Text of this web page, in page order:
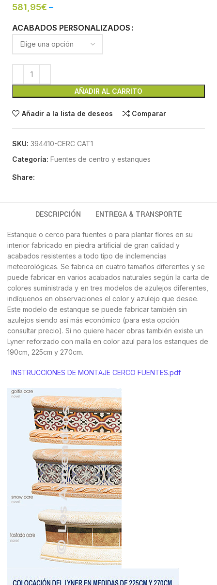
581,95€ –
ACABADOS PERSONALIZADOS
AÑADIR AL CARRITO
Añadir a la lista de deseos Comparar
SKU: 394410-CERC CAT1
Categoría: Fuentes de centro y estanques
Share:
DESCRIPCIÓN ENTREGA & TRANSPORTE
Estanque o cerco para fuentes o para plantar flores en su
interior fabricado en piedra artificial de gran calidad y
acabados resistentes a todo tipo de inclemencias
meteorológicas. Se fabrica en cuatro tamaños diferentes y se
puede fabricar en varios acabados naturales según la carta de
colores suministrada y en tres modelos de azulejos diferentes,
indíquenos en observaciones el color y azulejo que desee.
Este modelo de estanque se puede fabricar también sin
azulejos siendo así más económico (para esta opción
consultar precio). Si no quiere hacer obras también existe un
Lyner reforzado con malla en color azul para los estanques de
190cm, 225cm y 270cm.
INSTRUCCIONES DE MONTAJE CERCO FUENTES.pdf